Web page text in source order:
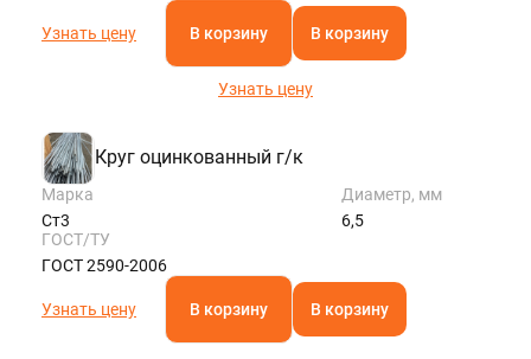
Узнать цену В корзину В корзину
Узнать цену
Круг оцинкованный г/к
Марка
Ст3
Диаметр, мм
6,5
ГОСТ/ТУ
ГОСТ 2590-2006
Узнать цену В корзину В корзину